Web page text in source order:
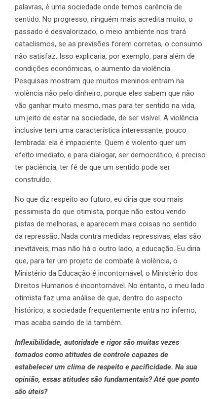
palavras, é uma sociedade onde temos carência de
sentido. No progresso, ninguém mais acredita muito, o
passado é desvalorizado, o meio ambiente nos trará
cataclismos, se as previsões forem corretas, o consumo
não satisfaz. Isso explicaria, por exemplo, para além de
condições econômicas, o aumento da violência.
Pesquisas mostram que muitos meninos entram na
violência não pelo dinheiro, porque eles sabem que não
vão ganhar muito mesmo, mas para ter sentido na vida,
um jeito de estar na sociedade, de ser visível. A violência
inclusive tem uma característica interessante, pouco
lembrada: ela é impaciente. Quem é violento quer um
efeito imediato, e para dialogar, ser democrático, é preciso
ter paciência, ter fé de que um sentido pode ser
construído.
No que diz respeito ao futuro, eu diria que sou mais
pessimista do que otimista, porque não estou vendo
pistas de melhoras, e aparecem mais coisas no sentido
da repressão. Nada contra medidas repressivas, elas são
inevitáveis; mas não há o outro lado, a educação. Eu diria
que, para ter um projeto de combate à violência, o
Ministério da Educação é incontornável, o Ministério dos
Direitos Humanos é incontornável. No entanto, o meu lado
otimista faz uma análise de que, dentro do aspecto
histórico, a sociedade frequentemente entra no inferno,
mas acaba saindo de lá também.
Inflexibilidade, autoridade e rigor são muitas vezes
tomados como atitudes de controle capazes de
estabelecer um clima de respeito e pacificidade. Na sua
opinião, essas atitudes são fundamentais? Até que ponto
são úteis?